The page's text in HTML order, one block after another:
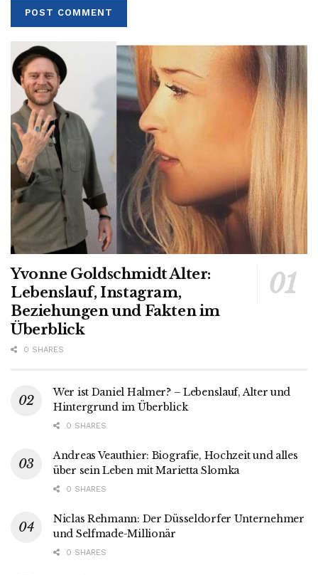
Yvonne Goldschmidt Alter:
Lebenslauf, Instagram,
Beziehungen und Fakten im
Überblick
0 SHARES
Wer ist Daniel Halmer? – Lebenslauf, Alter und
Hintergrund im Überblick
0 SHARES
Andreas Veauthier: Biografie, Hochzeit und alles
über sein Leben mit Marietta Slomka
0 SHARES
Niclas Rehmann: Der Düsseldorfer Unternehmer
und Selfmade-Millionär
0 SHARES